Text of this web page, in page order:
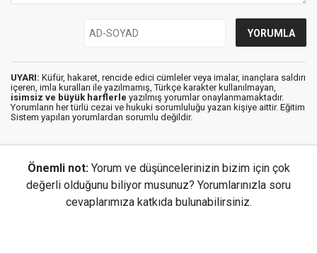
UYARI: Küfür, hakaret, rencide edici cümleler veya imalar, inançlara saldırı
içeren, imla kuralları ile yazılmamış, Türkçe karakter kullanılmayan,
isimsiz ve büyük harflerle yazılmış yorumlar onaylanmamaktadır.
Yorumların her türlü cezai ve hukuki sorumluluğu yazan kişiye aittir. Eğitim
Sistem yapılan yorumlardan sorumlu değildir.
Önemli not: Yorum ve düşüncelerinizin bizim için çok
değerli olduğunu biliyor musunuz? Yorumlarınızla soru
cevaplarımıza katkıda bulunabilirsiniz.